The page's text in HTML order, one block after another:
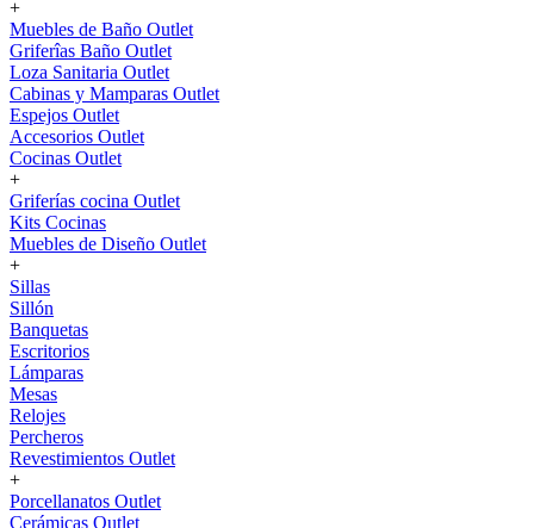
+
Muebles de Baño Outlet
Griferîas Baño Outlet
Loza Sanitaria Outlet
Cabinas y Mamparas Outlet
Espejos Outlet
Accesorios Outlet
Cocinas Outlet
+
Griferías cocina Outlet
Kits Cocinas
Muebles de Diseño Outlet
+
Sillas
Sillón
Banquetas
Escritorios
Lámparas
Mesas
Relojes
Percheros
Revestimientos Outlet
+
Porcellanatos Outlet
Cerámicas Outlet